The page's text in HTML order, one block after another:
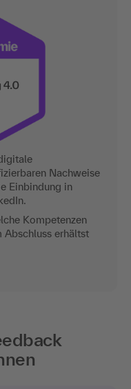
Nachweise
Einbindung in
Kompetenzen
Abschluss erhältst